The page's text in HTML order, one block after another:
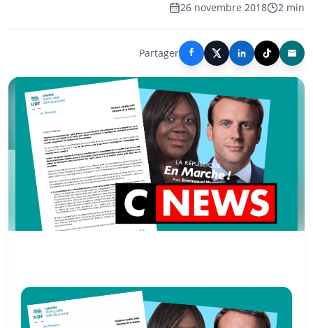
26 novembre 2018 2 min
Partager